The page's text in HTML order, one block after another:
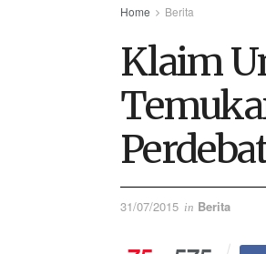
Home Berita
Klaim
31/07/2015 in Berita